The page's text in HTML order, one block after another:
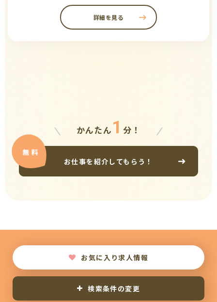
詳細を見る
かんたん 1 分！
お仕事を紹介してもらう！
お気に入り求人情報
検索条件の変更